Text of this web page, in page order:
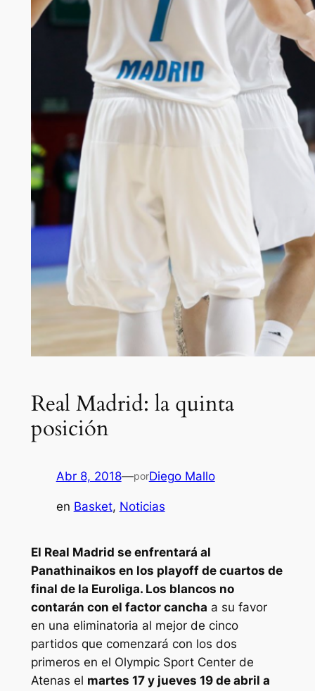
Real Madrid: la quinta
posición
Abr 8, 2018—porDiego Mallo
en Basket, Noticias
El Real Madrid se enfrentará al
Panathinaikos en los playoff de cuartos de
final de la Euroliga. Los blancos no
contarán con el factor cancha a su favor
en una eliminatoria al mejor de cinco
partidos que comenzará con los dos
primeros en el Olympic Sport Center de
Atenas el martes 17 y jueves 19 de abril a